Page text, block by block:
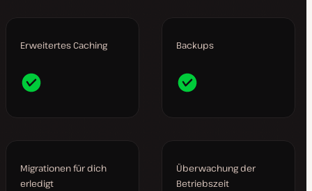
Erweitertes Caching Backups
Migrationen für dich
erledigt
Überwachung der
Betriebszeit